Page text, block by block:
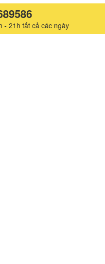
- 21h tất cả các ngày